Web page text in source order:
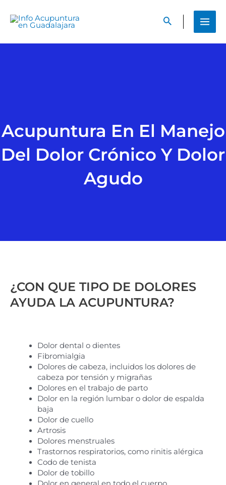
contenido
Acupuntura En El Manejo
Del Dolor Crónico Y Dolor
Agudo
¿CON QUE TIPO DE DOLORES
AYUDA LA ACUPUNTURA?
Dolor dental o dientes
Fibromialgia
Dolores de cabeza, incluidos los dolores de
cabeza por tensión y migrañas
Dolores en el trabajo de parto
Dolor en la región lumbar o dolor de espalda
baja
Dolor de cuello
Artrosis
Dolores menstruales
Trastornos respiratorios, como rinitis alérgica
Codo de tenista
Dolor de tobillo